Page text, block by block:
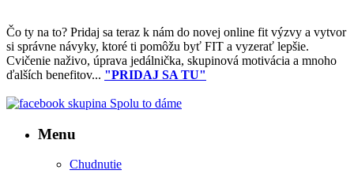
Čo ty na to? Pridaj sa teraz k nám do novej online fit výzvy a vytvor
si správne návyky, ktoré ti pomôžu byť FIT a vyzerať lepšie.
Cvičenie naživo, úprava jedálnička, skupinová motivácia a mnoho
ďalších benefitov... "PRIDAJ SA TU"
Menu
Chudnutie